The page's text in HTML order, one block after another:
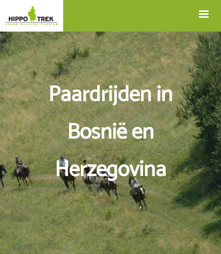
Paardrijden in
Bosnië en
Herzegovina